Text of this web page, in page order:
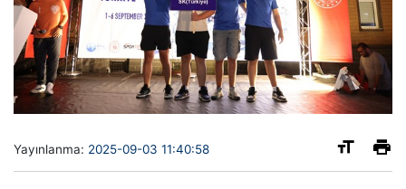
Yayınlanma: 2025-09-03 11:40:58